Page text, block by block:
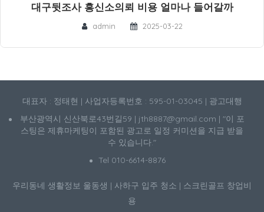
대구뒷조사 흥신소의뢰 비용 얼마나 들어갈까
admin 2025-03-22
대표자 : 정태현 | 사업자등록번호 : 595-01-03045 | 광고대행
부산광역시 신산북로43번길59 | jth8887@gmail.com | "이 포
스팅은 제휴마케팅이 포함된 광고로 일정 커미션을 지급 받을
수 있습니다."
Tel 010-6614-8876
우리동네 생활정보 울동생 | 사하구 입주 청소 | 스크린골프 창업비
용